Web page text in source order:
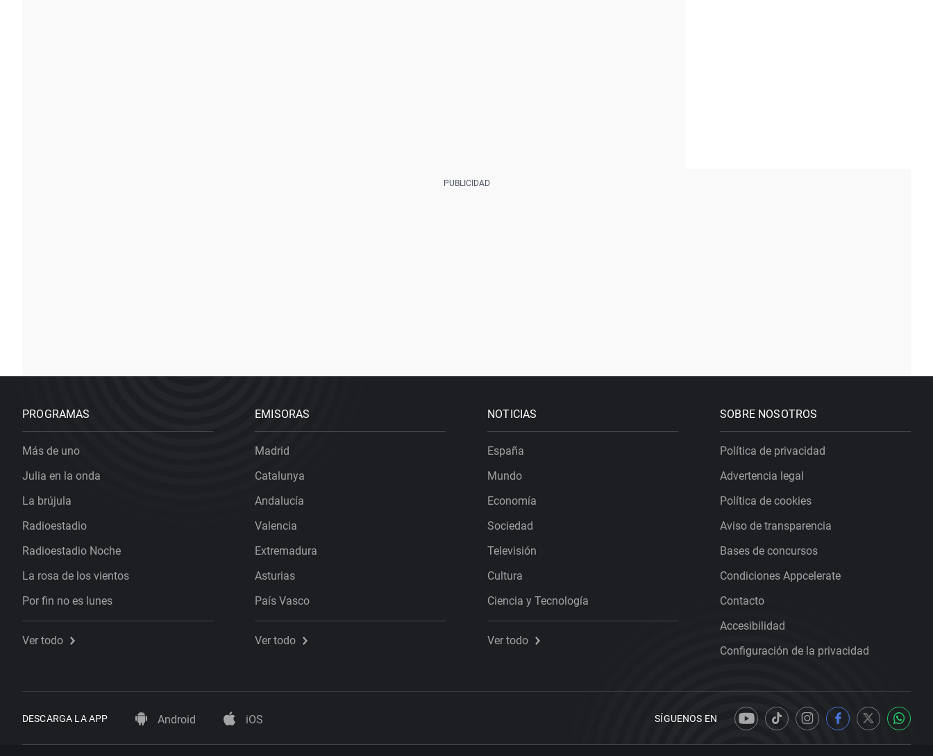
PROGRAMAS
Más de uno
Julia en la onda
La brújula
Radioestadio
Radioestadio Noche
La rosa de los vientos
Por fin no es lunes
Ver todo
EMISORAS
Madrid
Catalunya
Andalucía
Valencia
Extremadura
Asturias
País Vasco
Ver todo
NOTICIAS
España
Mundo
Economía
Sociedad
Televisión
Cultura
Ciencia y Tecnología
Ver todo
SOBRE NOSOTROS
Política de privacidad
Advertencia legal
Política de cookies
Aviso de transparencia
Bases de concursos
Condiciones Appcelerate
Contacto
Accesibilidad
Configuración de la privacidad
DESCARGA LA APP Android iOS SÍGUENOS EN